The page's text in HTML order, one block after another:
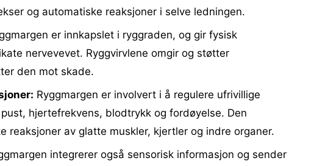
og automatiske reaksjoner i selve ledningen.
er innkapslet i ryggraden, og gir fysisk
nervevevet. Ryggvirvlene omgir og støtter
den mot skade.
Ryggmargen er involvert i å regulere ufrivillige
hjertefrekvens, blodtrykk og fordøyelse. Den
reaksjoner av glatte muskler, kjertler og indre organer.
integrerer også sensorisk informasjon og sender